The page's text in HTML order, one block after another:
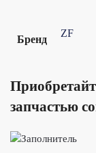
Бренд
ZF
запчастью